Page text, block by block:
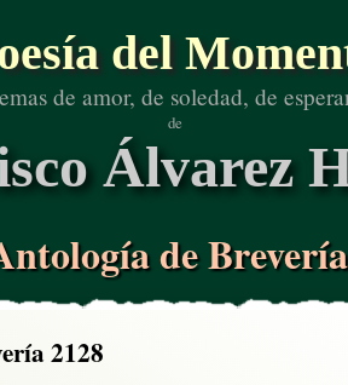
del
de amor, de soledad, de
de
Álvarez
de
2128